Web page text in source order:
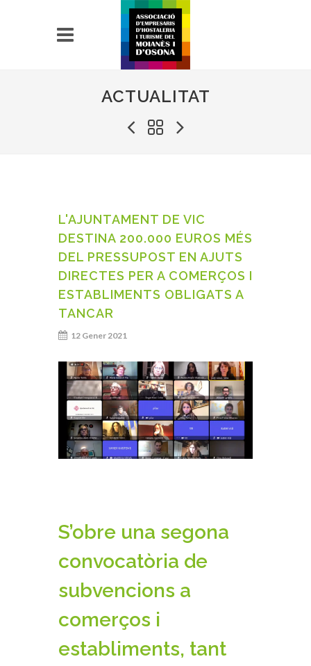
ACTUALITAT
L'AJUNTAMENT DE VIC
DESTINA 200.000 EUROS MÉS
DEL PRESSUPOST EN AJUTS
DIRECTES PER A COMERÇOS I
ESTABLIMENTS OBLIGATS A
TANCAR
12 Gener 2021
S’obre una segona
convocatòria de
subvencions a
comerços i
establiments, tant